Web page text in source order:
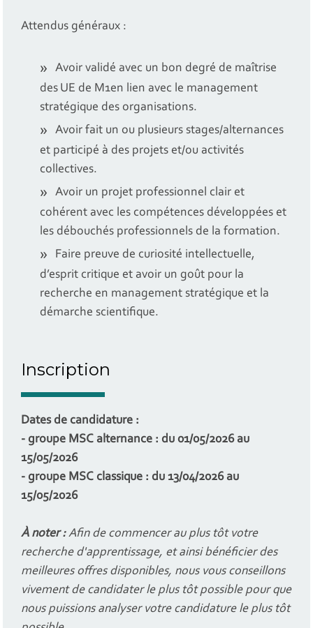
Attendus généraux :
Avoir validé avec un bon degré de maîtrise
des UE de M1en lien avec le management
stratégique des organisations.
Avoir fait un ou plusieurs stages/alternances
et participé à des projets et/ou activités
collectives.
Avoir un projet professionnel clair et
cohérent avec les compétences développées et
les débouchés professionnels de la formation.
Faire preuve de curiosité intellectuelle,
d’esprit critique et avoir un goût pour la
recherche en management stratégique et la
démarche scientifique.
Inscription
Dates de candidature :
- groupe MSC alternance : du 01/05/2026 au
15/05/2026
- groupe MSC classique : du 13/04/2026 au
15/05/2026
À noter :Afin de commencer au plus tôt votre
recherche d'apprentissage, et ainsi bénéficier des
meilleures offres disponibles, nous vous conseillons
vivement de candidater le plus tôt possible pour que
nous puissions analyser votre candidature le plus tôt